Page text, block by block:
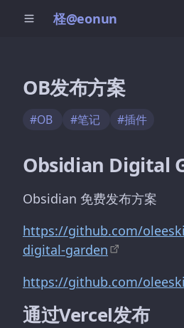
柽@eonun
OB发布方案
#OB #笔记 #插件
Obsidian Digital
Obsidian 免费发布方案
https://github.com/
digital-garden
https://github.com/
通过Vercel发布